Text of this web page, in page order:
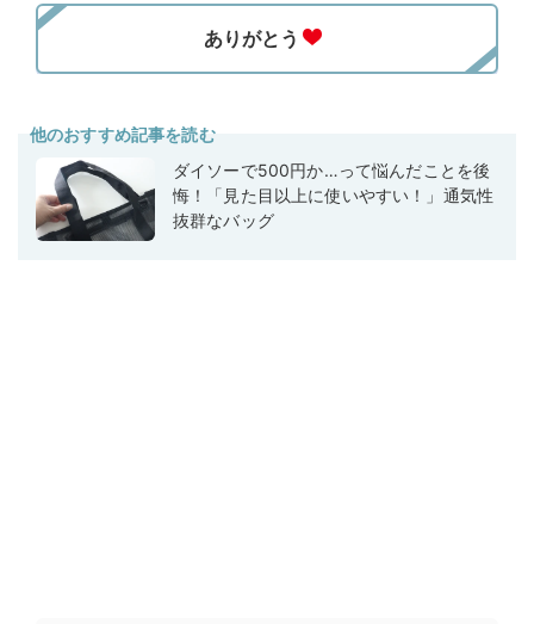
他のおすすめ記事を読む
ダイソーで500円か…って悩んだことを後
悔！「見た目以上に使いやすい！」通気性
抜群なバッグ